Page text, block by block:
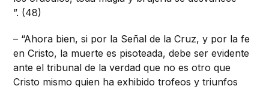
”. (48)
– “Ahora bien, si por la Señal de la Cruz, y por la fe
en Cristo, la muerte es pisoteada, debe ser evidente
ante el tribunal de la verdad que no es otro que
Cristo mismo quien ha exhibido trofeos y triunfos